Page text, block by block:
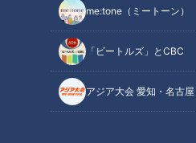
me:tone（ミートーン）
「ビートルズ」とCBC
アジア大会 愛知・名古屋
夏も要注意！？脳卒中【チャン